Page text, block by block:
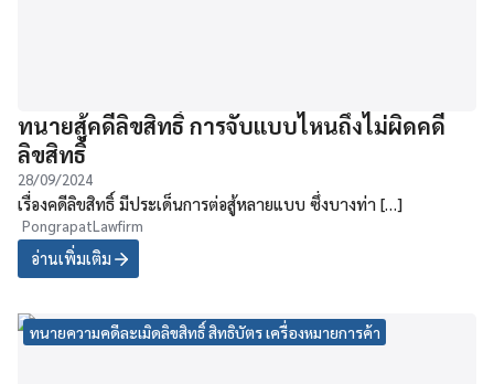
ทนายสู้คดีลิขสิทธิ์ การจับแบบไหนถึงไม่ผิดคดี
ลิขสิทธิ์
28/09/2024
เรื่องคดีลิขสิทธิ์ มีประเด็นการต่อสู้หลายแบบ ซึ่งบางท่า […]
PongrapatLawfirm
อ่านเพิ่มเติม
ทนายความคดีละเมิดลิขสิทธิ์ สิทธิบัตร เครื่องหมายการค้า